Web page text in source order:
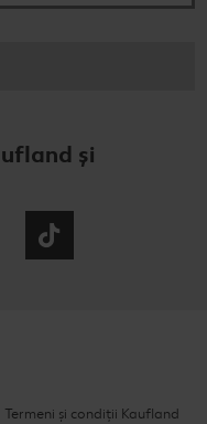
și
LinkedIn
Termeni și condiții Kaufland